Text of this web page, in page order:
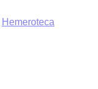
Hemeroteca